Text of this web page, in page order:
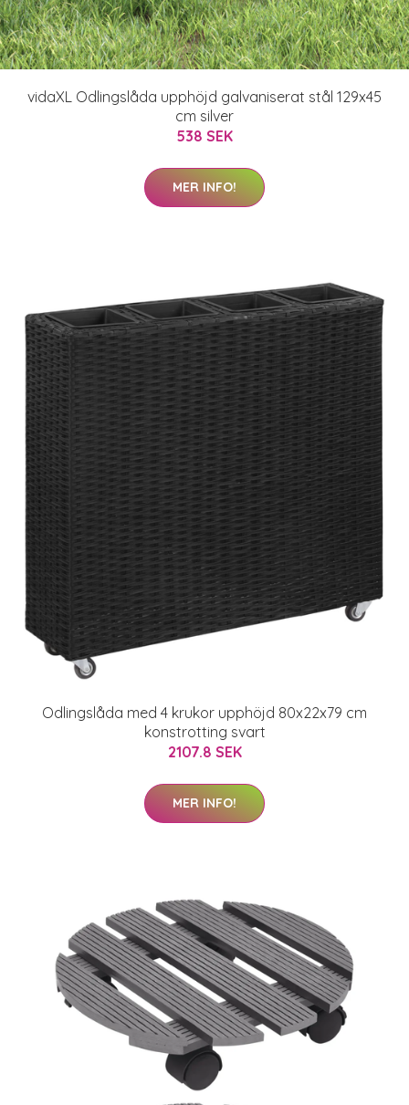
vidaXL Odlingslåda upphöjd galvaniserat stål 129x45
cm silver
538 SEK
MER INFO!
Odlingslåda med 4 krukor upphöjd 80x22x79 cm
konstrotting svart
2107.8 SEK
MER INFO!